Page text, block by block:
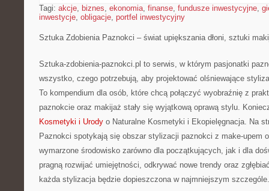
Tagi: akcje, biznes, ekonomia, finanse, fundusze inwestycyjne,
inwestycje, obligacje, portfel inwestycyjny
Sztuka Zdobienia Paznokci – świat upiększania dłoni, sztuki
Sztuka-zdobienia-paznokci.pl to serwis, w którym pasjonatki
wszystko, czego potrzebują, aby projektować olśniewające
To kompendium dla osób, które chcą połączyć wyobraźnię z
paznokcie oraz makijaż stały się wyjątkową oprawą stylu.
Kosmetyki i Urody o Naturalne Kosmetyki i Ekopielęgnacja. Na
Paznokci spotykają się obszar stylizacji paznokci z make-upem
wymarzone środowisko zarówno dla początkujących, jak i dla
pragną rozwijać umiejętności, odkrywać nowe trendy oraz
każda stylizacja będzie dopieszczona w najmniejszym szczególe.